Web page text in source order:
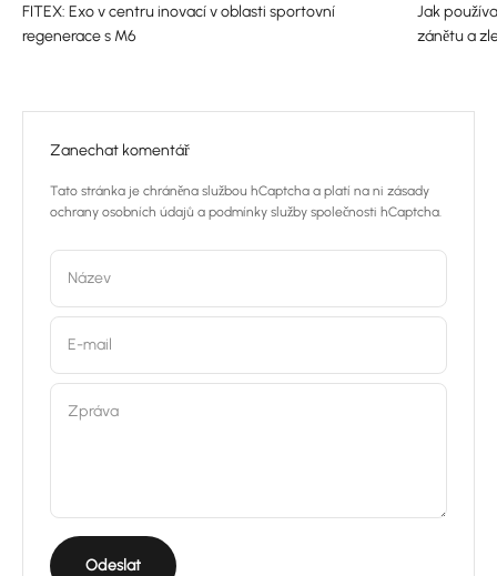
FITEX: Exo v centru inovací v oblasti sportovní
regenerace s M6
Jak
zánětu a
Zanechat komentář
Tato stránka je chráněna službou hCaptcha a platí na ni zásady
ochrany osobních údajů a podmínky služby společnosti hCaptcha.
Název
E-mail
Zpráva
Odeslat